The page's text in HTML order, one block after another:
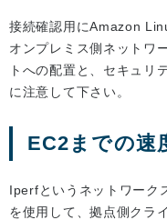
接続確認用にAmazon
オンプレミス側ネットワ
トへの配置と、セキュリ
に注意して下さい。
EC2までの速
Iperfというネットワーク
を使用して、拠点側クラ